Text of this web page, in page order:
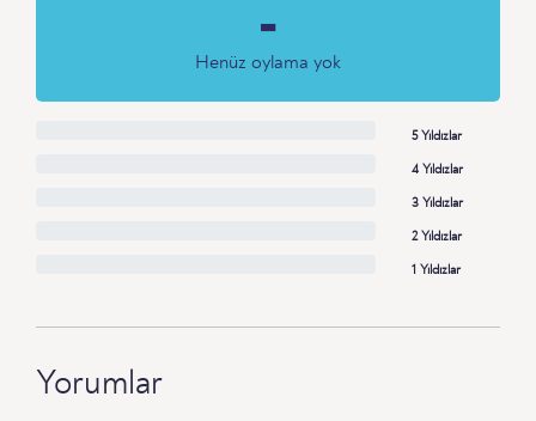
-
Henüz oylama yok
5 Yıldızlar
4 Yıldızlar
3 Yıldızlar
2 Yıldızlar
1 Yıldızlar
Yorumlar